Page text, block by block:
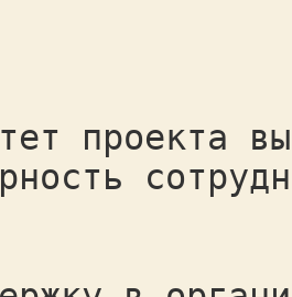
проекта